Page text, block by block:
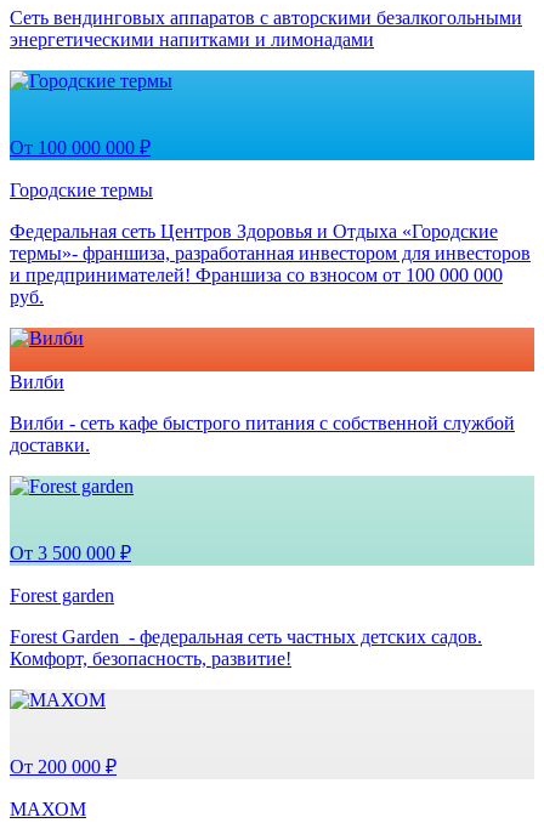
Сеть вендинговых аппаратов с авторскими безалкогольными
энергетическими напитками и лимонадами
От 100 000 000 ₽
Городские термы
Федеральная сеть Центров Здоровья и Отдыха «Городские
термы»- франшиза, разработанная инвестором для инвесторов
и предпринимателей! Франшиза со взносом от 100 000 000
руб.
Вилби
Вилби - сеть кафе быстрого питания с собственной службой
доставки.
От 3 500 000 ₽
Forest garden
Forest Garden - федеральная сеть частных детских садов.
Комфорт, безопасность, развитие!
От 200 000 ₽
МАХОМ